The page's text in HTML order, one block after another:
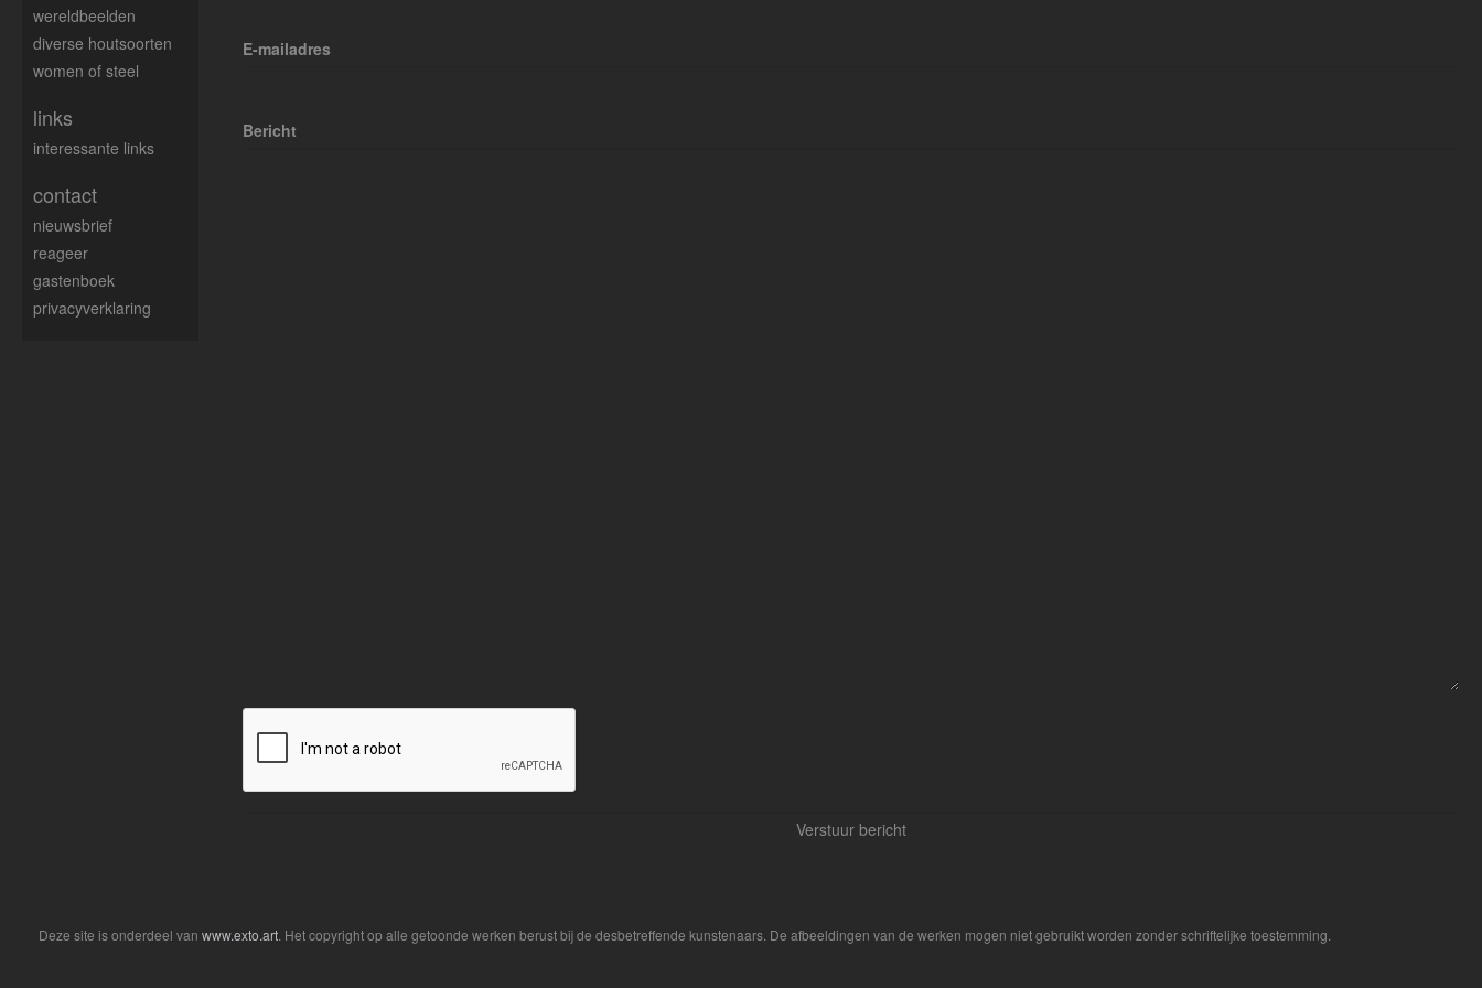
E-mailadres
Bericht
wereldbeelden
diverse houtsoorten
women of steel
links
interessante links
contact
nieuwsbrief
reageer
gastenboek
privacyverklaring
Deze site is onderdeel van www.exto.art . Het copyright op alle getoonde werken berust bij de desbetreffende kunstenaars. De afbeeldingen van de werken mogen niet gebruikt worden zonder schriftelijke toestemming.